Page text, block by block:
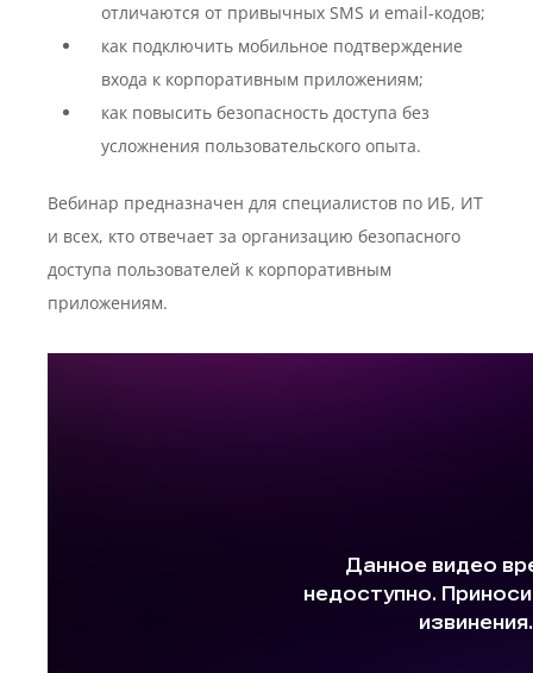
отличаются от привычных SMS и email-кодов;
как подключить мобильное подтверждение
входа к корпоративным приложениям;
как повысить безопасность доступа без
усложнения пользовательского опыта.
Вебинар предназначен для специалистов по ИБ, ИТ
и всех, кто отвечает за организацию безопасного
доступа пользователей к корпоративным
приложениям.